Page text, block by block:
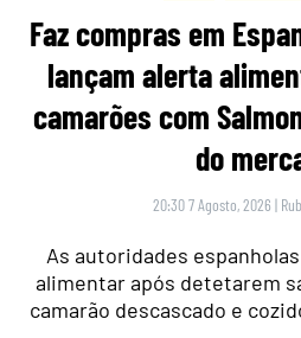
Faz compras em
lançam alerta
camarões com
do
20:30 7 Agosto, 2026 |
As autoridades
alimentar após detetarem
camarão descascado e